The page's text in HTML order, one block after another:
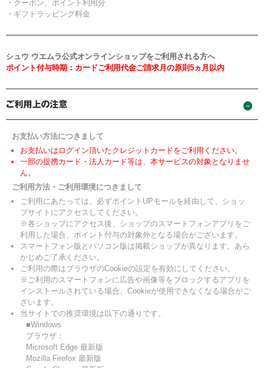
・クーポン、ポイント利用分
・ギフトラッピング料金
シュウ ウエムラ公式オンラインショップをご利用される方へ
ポイント付与時期：カードご利用代金ご請求月の原則5ヵ月以内
お支払い方法につきまして
お支払いはログイン頂いたクレジットカードをご利用ください。
一部の提携カード・法人カード等は、本サービスの対象となりませ
ん。
ご利用方法・ご利用環境につきまして
ご利用にあたっては、必ずポイントUPモールを経由して、ショッ
プサイトにアクセスしてください。
※各ショップにアクセス後、ショップのスマートフォンアプリをご
利用した場合、ポイント付与の対象外となる場合がございます。
スマートフォン版とパソコン版は掲載ショップが異なります。あら
かじめご了承ください。
ご利用の際はブラウザのCookieの設定を有効にしてください。
※ご利用のスマートフォンに広告や画像等をブロックするアプリを
インストールされている場合、Cookieが使用できなくなる場合がご
ざいます。
当サイトでの推奨環境は以下の通りです。
■Windows
ブラウザ：
Microsoft Edge 最新版
Mozilla Firefox 最新版